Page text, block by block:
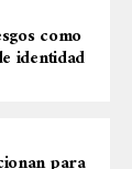
como
identidad